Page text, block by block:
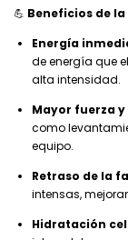
💪 Beneficios de
Energía
de energía que
alta intensidad.
Mayor fuerza
como
equipo.
Retraso de la
intensas,
Hidratación